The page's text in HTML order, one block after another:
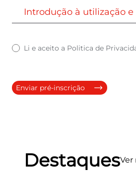
Li e aceito a Politica de
Enviar pré-inscrição
DestaquesVer